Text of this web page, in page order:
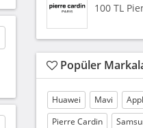
100 TL
Popüler
Huawei Mavi
Pierre Cardin